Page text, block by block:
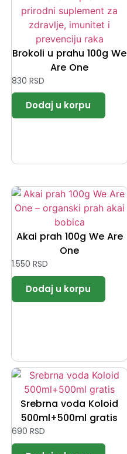
Brokoli u prahu 100g We
Are One
830 RSD
Akai prah 100g We Are
One
1.550 RSD
Srebrna voda Koloid
500ml+500ml gratis
690 RSD